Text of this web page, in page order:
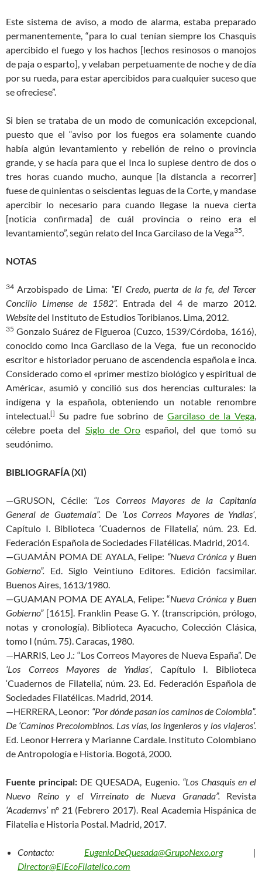
Este sistema de aviso, a modo de alarma, estaba preparado
permanentemente, “para lo cual tenían siempre los Chasquis
apercibido el fuego y los hachos [lechos resinosos o manojos
de paja o esparto], y velaban perpetuamente de noche y de día
por su rueda, para estar apercibidos para cualquier suceso que
se ofreciese”.
Si bien se trataba de un modo de comunicación excepcional,
puesto que el “aviso por los fuegos era solamente cuando
había algún levantamiento y rebelión de reino o provincia
grande, y se hacía para que el Inca lo supiese dentro de dos o
tres horas cuando mucho, aunque [la distancia a recorrer]
fuese de quinientas o seiscientas leguas de la Corte, y mandase
apercibir lo necesario para cuando llegase la nueva cierta
[noticia confirmada] de cuál provincia o reino era el
levantamiento”, según relato del Inca Garcilaso de la Vega35.
NOTAS
34 Arzobispado de Lima: “El Credo, puerta de la fe, del Tercer
Concilio Limense de 1582”.Entrada del 4 de marzo 2012.
Websitedel Instituto de Estudios Toribianos. Lima, 2012.
35 Gonzalo Suárez de Figueroa (Cuzco, 1539/Córdoba, 1616),
conocido como Inca Garcilaso de la Vega, fue un reconocido
escritor e historiador peruano de ascendencia española e inca.
Considerado como el «primer mestizo biológico y espiritual de
América«, asumió y concilió sus dos herencias culturales: la
indígena y la española, obteniendo un notable renombre
intelectual.[] Su padre fue sobrino de Garcilaso de la Vega,
célebre poeta del Siglo de Oro español, del que tomó su
seudónimo.
BIBLIOGRAFÍA (XI)
—GRUSON, Cécile: “Los Correos Mayores de la Capitanía
General de Guatemala”.De ‘Los Correos Mayores de Yndias’,
Capítulo I. Biblioteca ‘Cuadernos de Filatelia’, núm. 23. Ed.
Federación Española de Sociedades Filatélicas. Madrid, 2014.
—GUAMÁN POMA DE AYALA, Felipe: “Nueva Crónica y Buen
Gobierno”. Ed. Siglo Veintiuno Editores. Edición facsimilar.
Buenos Aires, 1613/1980.
—GUAMAN POMA DE AYALA, Felipe: “Nueva Crónica y Buen
Gobierno” [1615]. Franklin Pease G. Y. (transcripción, prólogo,
notas y cronología). Biblioteca Ayacucho, Colección Clásica,
tomo I (núm. 75). Caracas, 1980.
—HARRIS, Leo J.: “Los Correos Mayores de Nueva España”. De
‘Los Correos Mayores de Yndias’, Capítulo I. Biblioteca
‘Cuadernos de Filatelia’, núm. 23. Ed. Federación Española de
Sociedades Filatélicas. Madrid, 2014.
—HERRERA, Leonor: “Por dónde pasan los caminos de Colombia”.
De ‘Caminos Precolombinos. Las vías, los ingenieros y los viajeros’.
Ed. Leonor Herrera y Marianne Cardale. Instituto Colombiano
de Antropología e Historia. Bogotá, 2000.
Fuente principal: DE QUESADA, Eugenio. “Los Chasquis en el
Nuevo Reino y el Virreinato de Nueva Granada”. Revista
‘Academvs’nº 21 (Febrero 2017). Real Academia Hispánica de
Filatelia e Historia Postal. Madrid, 2017.
Contacto: EugenioDeQuesada@GrupoNexo.org|
Director@ElEcoFilatelico.com